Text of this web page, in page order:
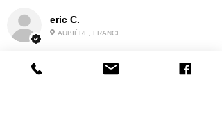
eric C.
AUBIÈRE, FRANCE